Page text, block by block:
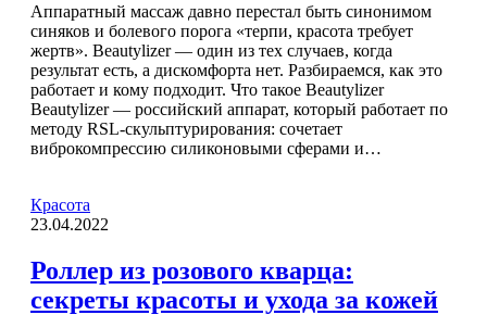
Аппаратный массаж давно перестал быть синонимом
синяков и болевого порога «терпи, красота требует
жертв». Beautylizer — один из тех случаев, когда
результат есть, а дискомфорта нет. Разбираемся, как это
работает и кому подходит. Что такое Beautylizer
Beautylizer — российский аппарат, который работает по
методу RSL-скульптурирования: сочетает
виброкомпрессию силиконовыми сферами и…
Красота
23.04.2022
Роллер из розового кварца:
секреты красоты и ухода за кожей